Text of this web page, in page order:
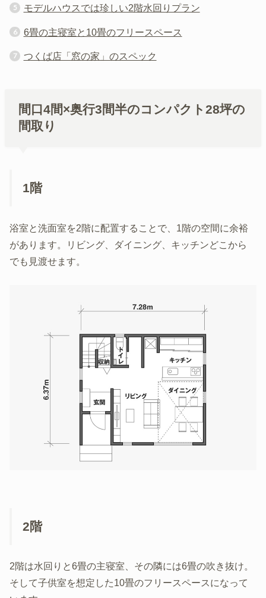
モデルハウスでは珍しい2階水回りプラン
6畳の主寝室と10畳のフリースペース
つくば店「窓の家」のスペック
間口4間×奥行3間半のコンパクト28坪の
間取り
1階
浴室と洗面室を2階に配置することで、1階の空間に余裕
があります。リビング、ダイニング、キッチンどこから
でも見渡せます。
2階
2階は水回りと6畳の主寝室、その隣には6畳の吹き抜け。
そして子供室を想定した10畳のフリースペースになって